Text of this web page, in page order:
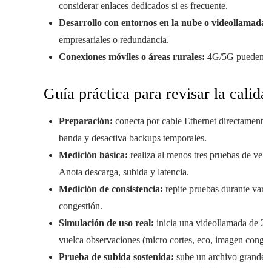
considerar enlaces dedicados si es frecuente.
Desarrollo con entornos en la nube o
empresariales o redundancia.
Conexiones móviles o áreas rurales: 4G/5G
Guía práctica para revisar la
Preparación: conecta por cable Ethernet
banda y desactiva backups temporales.
Medición básica: realiza al menos tres pruebas de
Anota descarga, subida y latencia.
Medición de consistencia: repite pruebas durante
congestión.
Simulación de uso real: inicia una videollamada de
vuelca observaciones (micro cortes, eco, imagen
Prueba de subida sostenida: sube un archivo